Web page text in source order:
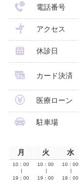
電話番号
アクセス
休診日
カード決済
医療ローン
駐車場
月 火 水
10：00
19：00
10：00
19：00
10：00
19：00